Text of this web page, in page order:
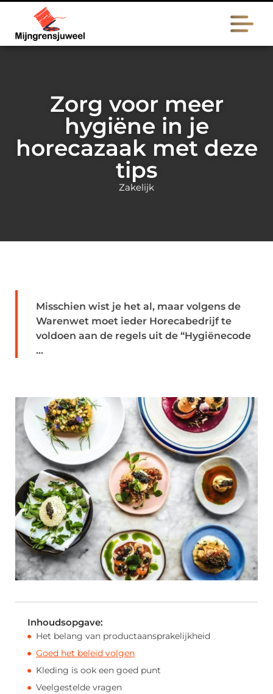
Zorg voor meer
hygiëne in je
horecazaak met deze
tips
Zakelijk
Misschien wist je het al, maar volgens de
Warenwet moet ieder Horecabedrijf te
voldoen aan de regels uit de “Hygiënecode
...
Inhoudsopgave:
Het belang van productaansprakelijkheid
Goed het beleid volgen
Kleding is ook een goed punt
Veelgestelde vragen